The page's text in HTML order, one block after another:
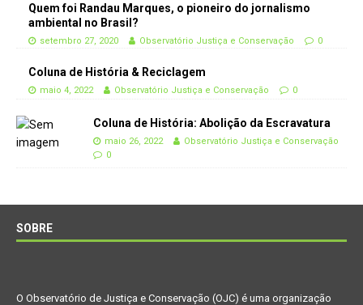
Quem foi Randau Marques, o pioneiro do jornalismo
ambiental no Brasil?
setembro 27, 2020 Observatório Justiça e Conservação 0
Coluna de História & Reciclagem
maio 4, 2022 Observatório Justiça e Conservação 0
Coluna de História: Abolição da Escravatura
maio 26, 2022
Observatório Justiça e Conservação
0
SOBRE
O Observatório de Justiça e Conservação (OJC) é uma organização